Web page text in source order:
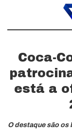
Coca-
está a
O destaque são os